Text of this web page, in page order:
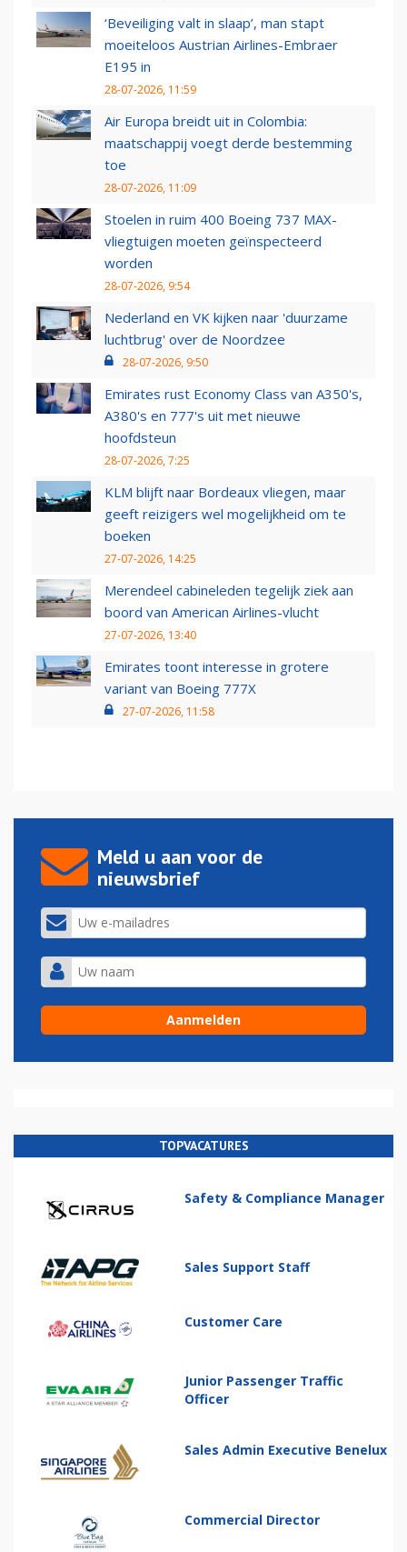
‘Beveiliging valt in slaap’, man stapt
moeiteloos Austrian Airlines-Embraer
E195 in
28-07-2026, 11:59
Air Europa breidt uit in Colombia:
maatschappij voegt derde bestemming
toe
28-07-2026, 11:09
Stoelen in ruim 400 Boeing 737 MAX-
vliegtuigen moeten geïnspecteerd
worden
28-07-2026, 9:54
Nederland en VK kijken naar 'duurzame
luchtbrug' over de Noordzee
28-07-2026, 9:50
Emirates rust Economy Class van A350's,
A380's en 777's uit met nieuwe
hoofdsteun
28-07-2026, 7:25
KLM blijft naar Bordeaux vliegen, maar
geeft reizigers wel mogelijkheid om te
boeken
27-07-2026, 14:25
Merendeel cabineleden tegelijk ziek aan
boord van American Airlines-vlucht
27-07-2026, 13:40
Emirates toont interesse in grotere
variant van Boeing 777X
27-07-2026, 11:58
Meld u aan voor de
nieuwsbrief
TOPVACATURES
Safety & Compliance Manager
Sales Support Staff
Customer Care
Junior Passenger Traffic
Officer
Sales Admin Executive Benelux
Commercial Director